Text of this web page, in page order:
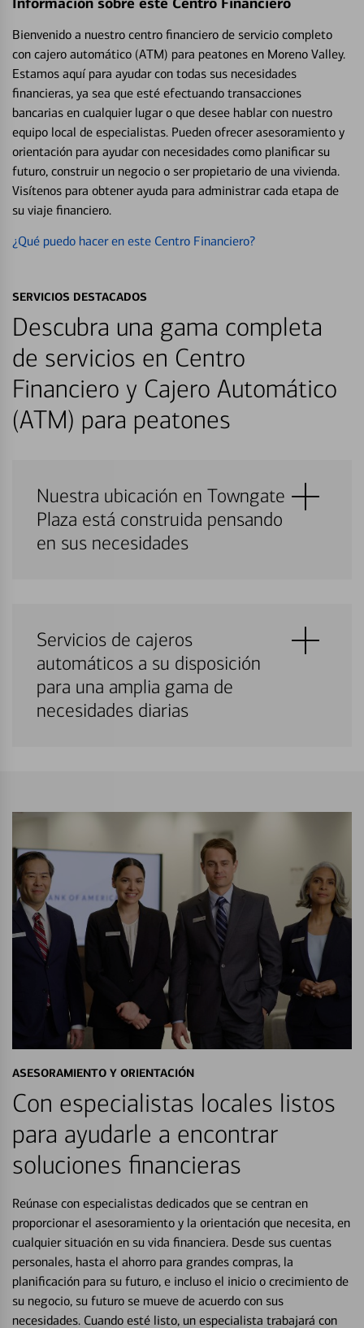
Bienvenido a nuestro centro financiero de servicio completo
con cajero automático (ATM) para peatones en Moreno Valley.
Estamos aquí para ayudar con todas sus necesidades
financieras, ya sea que esté efectuando transacciones
bancarias en cualquier lugar o que desee hablar con nuestro
equipo local de especialistas. Pueden ofrecer asesoramiento y
orientación para ayudar con necesidades como planificar su
futuro, construir un negocio o ser propietario de una vivienda.
Visítenos para obtener ayuda para administrar cada etapa de
su viaje financiero.
¿Qué puedo hacer en este Centro Financiero?
SERVICIOS DESTACADOS
Descubra una gama completa
de servicios en Centro
Financiero y Cajero Automático
(ATM) para peatones
Nuestra ubicación en Towngate
Plaza está construida pensando
en sus necesidades
Servicios de cajeros
automáticos a su disposición
para una amplia gama de
necesidades diarias
ASESORAMIENTO Y ORIENTACIÓN
Con especialistas locales listos
para ayudarle a encontrar
soluciones financieras
Reúnase con especialistas dedicados que se centran en
proporcionar el asesoramiento y la orientación que necesita, en
cualquier situación en su vida financiera. Desde sus cuentas
personales, hasta el ahorro para grandes compras, la
planificación para su futuro, e incluso el inicio o crecimiento de
su negocio, su futuro se mueve de acuerdo con sus
necesidades. Cuando esté listo, un especialista trabajará con